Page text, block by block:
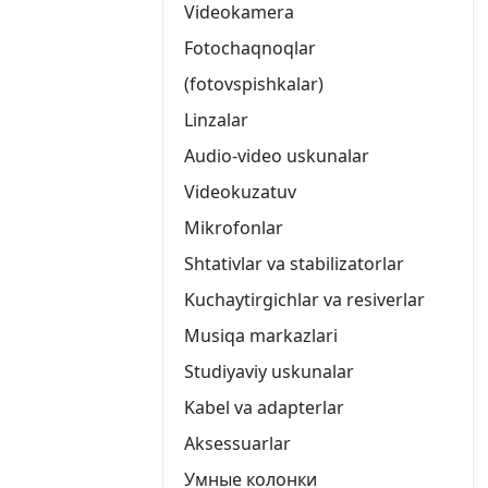
Videokamera
Fotochaqnoqlar
(fotovspishkalar)
Linzalar
Audio-video uskunalar
Videokuzatuv
Mikrofonlar
Shtativlar va stabilizatorlar
Kuchaytirgichlar va resiverlar
Musiqa markazlari
Studiyaviy uskunalar
Kabel va adapterlar
Aksessuarlar
Умные колонки